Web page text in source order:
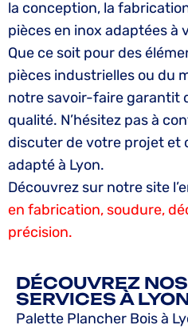
la conception, la
pièces en inox adaptées à
Que ce soit pour des
pièces industrielles ou du
notre savoir-faire garantit
qualité. N’hésitez pas à
discuter de votre projet et
adapté à Lyon.
Découvrez sur notre site
en fabrication, soudure,
précision.
DÉCOUVREZ
SERVICES À
Palette Plancher Bois à